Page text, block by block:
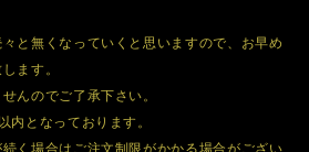
と無くなっていくと思いますので、お早め
ます。
んのでご了承下さい。
内となっております。
く場合はご注文制限がかかる場合がござい